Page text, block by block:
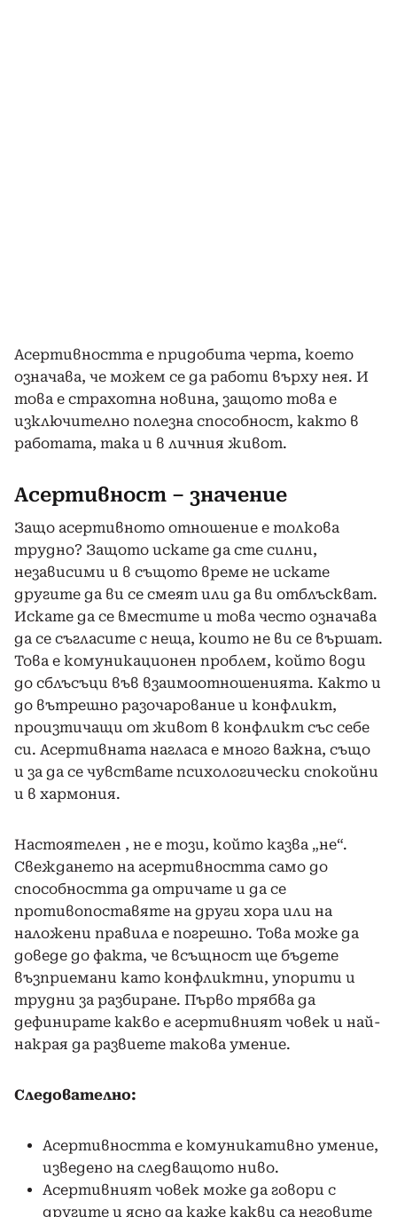
Асертивността е придобита черта, което
означава, че можем се да работи върху нея. И
това е страхотна новина, защото това е
изключително полезна способност, както в
работата, така и в личния живот.
Асертивност – значение
Защо асертивното отношение е толкова
трудно? Защото искате да сте силни,
независими и в същото време не искате
другите да ви се смеят или да ви отблъскват.
Искате да се вместите и това често означава
да се съгласите с неща, които не ви се вършат.
Това е комуникационен проблем, който води
до сблъсъци във взаимоотношенията. Както и
до вътрешно разочарование и конфликт,
произтичащи от живот в конфликт със себе
си. Асертивната нагласа е много важна, също
и за да се чувствате психологически спокойни
и в хармония.
Настоятелен , не е този, който казва „не“.
Свеждането на асертивността само до
способността да отричате и да се
противопоставяте на други хора или на
наложени правила е погрешно. Това може да
доведе до факта, че всъщност ще бъдете
възприемани като конфликтни, упорити и
трудни за разбиране. Първо трябва да
дефинирате какво е асертивният човек и най-
накрая да развиете такова умение.
Следователно:
Асертивността е комуникативно умение,
изведено на следващото ниво.
Асертивният човек може да говори с
другите и ясно да каже какви са неговите